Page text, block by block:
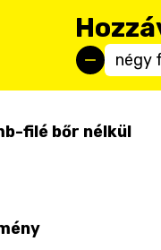
négy
filé bőr nélkül